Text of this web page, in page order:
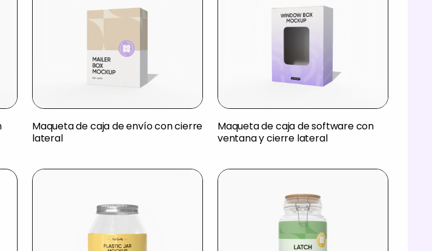
Maqueta de caja de envío con cierre
lateral
Maqueta de caja de software con
ventana y cierre lateral